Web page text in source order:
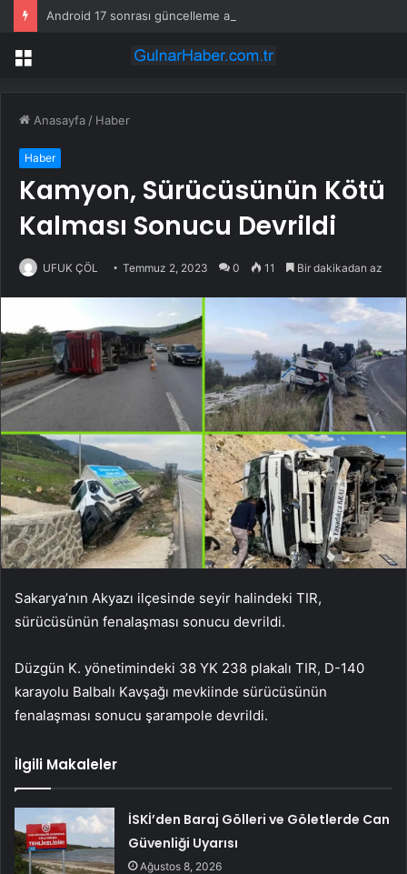
Menü
Anasayfa / Haber
Haber
Kamyon, Sürücüsünün Kötü
Kalması Sonucu Devrildi
UFUK ÇÖL Temmuz 2, 2023 0 11 Bir dakikadan az
Sakarya’nın Akyazı ilçesinde seyir halindeki TIR,
sürücüsünün fenalaşması sonucu devrildi.
Düzgün K. yönetimindeki 38 YK 238 plakalı TIR, D-140
karayolu Balbalı Kavşağı mevkiinde sürücüsünün
fenalaşması sonucu şarampole devrildi.
İlgili Makaleler
İSKİ’den Baraj Gölleri ve Göletlerde Can
Güvenliği Uyarısı
Ağustos 8, 2026